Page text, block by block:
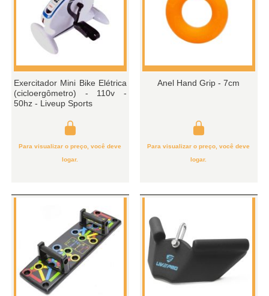
Exercitador Mini Bike Elétrica
(cicloergômetro) - 110v -
50hz - Liveup Sports
Para visualizar o preço, você deve
logar.
Anel Hand Grip - 7cm
Para visualizar o preço, você deve
logar.